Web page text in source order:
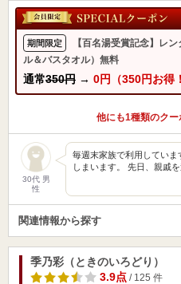
期間限定
【百名湯受賞記念】レ
ル＆バスタオル）無料
通常350円 → 0円（350円お得
他にも1種類のク
30代 男
性
毎週末家族で利用してい
しまいます。 先日、親戚
関連情報から探す
季乃彩（ときのいろどり）
3.9点/ 125 件